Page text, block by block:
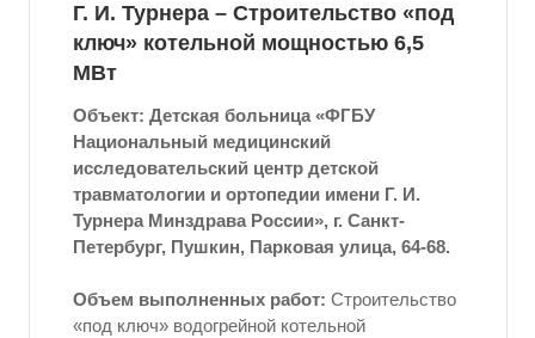
Г. И. Турнера – Строительство «под
ключ» котельной мощностью 6,5
МВт
Объект: Детская больница «ФГБУ
Национальный медицинский
исследовательский центр детской
травматологии и ортопедии имени Г. И.
Турнера Минздрава России», г. Санкт-
Петербург, Пушкин, Парковая улица, 64-68.
Объем выполненных работ: Строительство
«под ключ» водогрейной котельной